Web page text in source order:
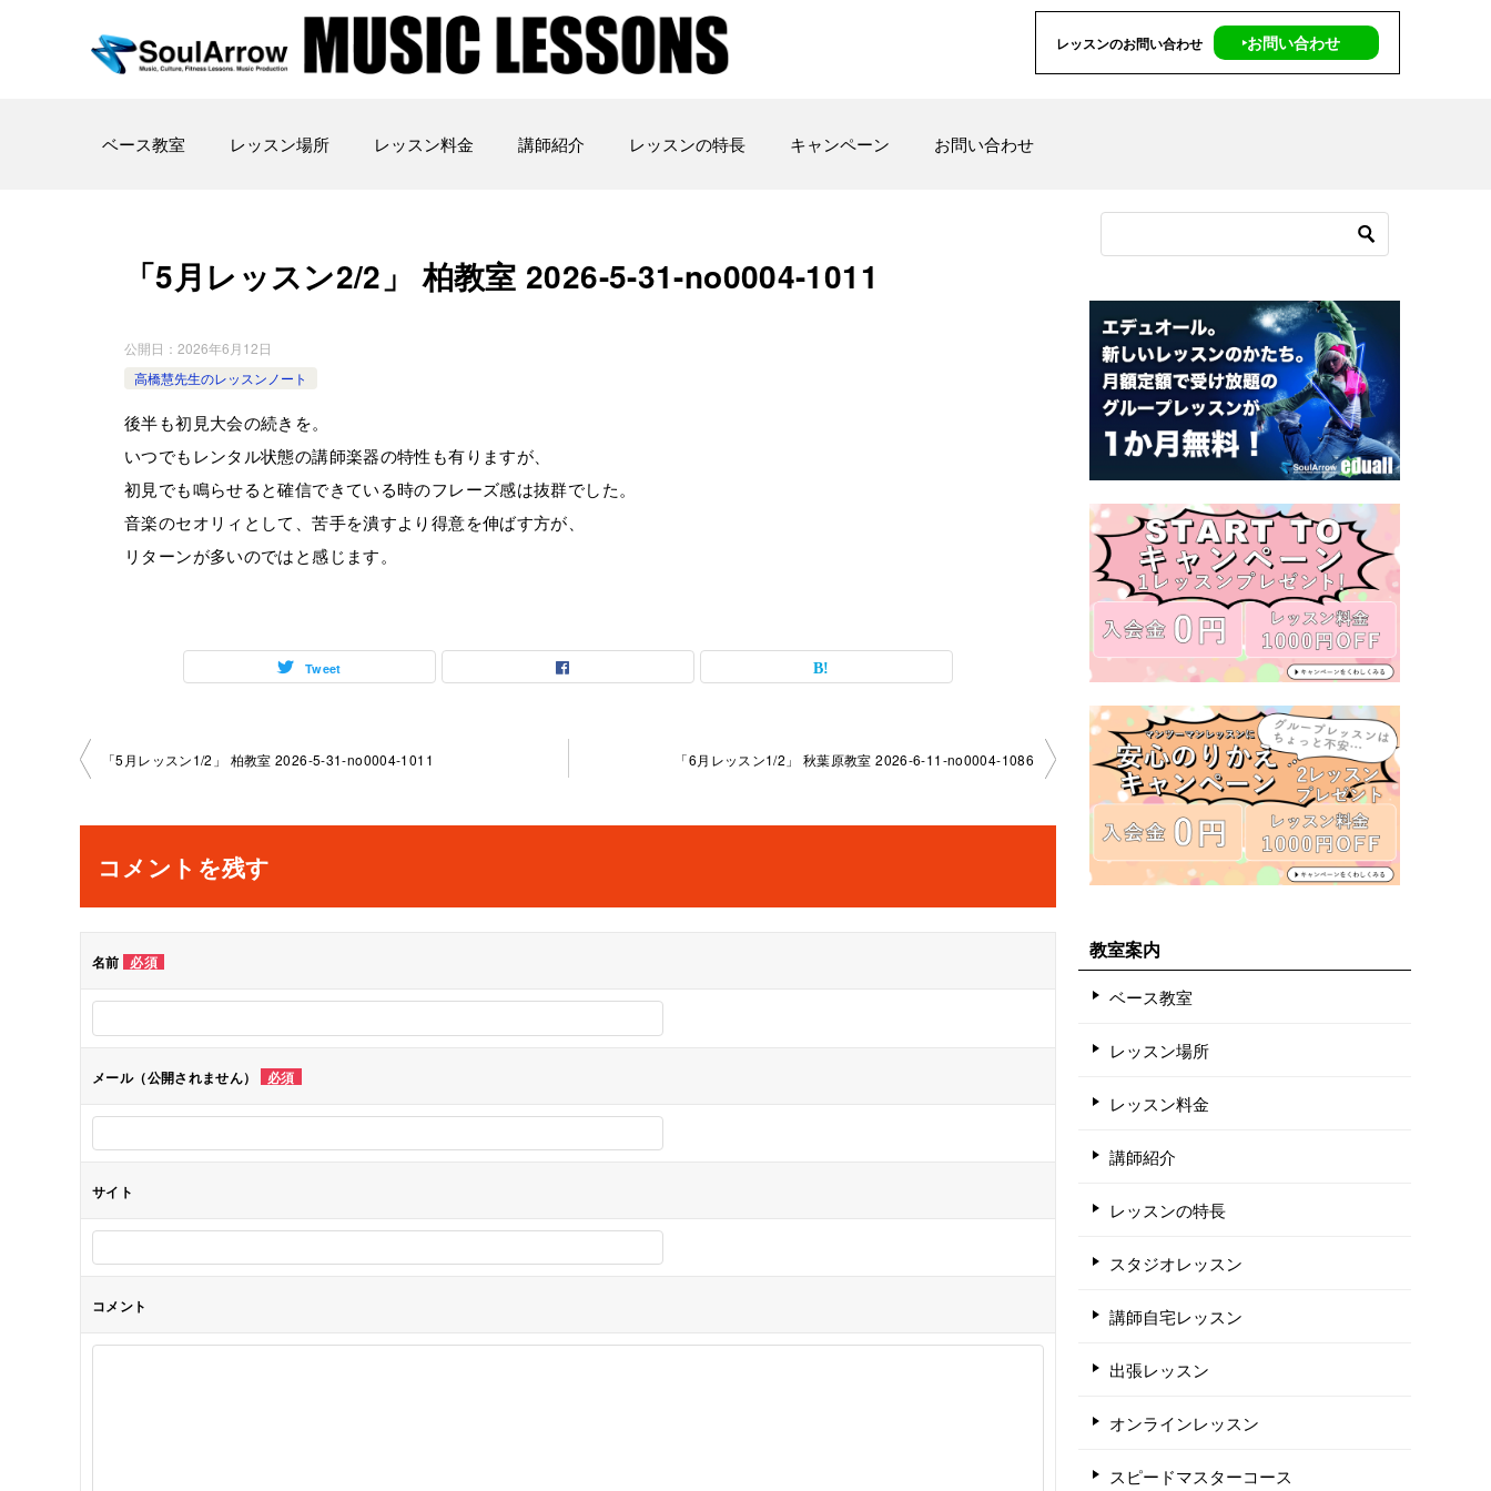
レッスンのお問い合わせ ‣お問い合わせ
ベース教室 レッスン場所 レッスン料金 講師紹介 レッスンの特長 キャンペーン お問い合わせ
「5月レッスン2/2」 柏教室 2026-5-31-no0004-1011
公開日： 2026年6月12日
高橋慧先生のレッスンノート
後半も初見大会の続きを。
いつでもレンタル状態の講師楽器の特性も有りますが、
初見でも鳴らせると確信できている時のフレーズ感は抜群でした。
音楽のセオリィとして、苦手を潰すより得意を伸ばす方が、
リターンが多いのではと感じます。
Tweet
投
ナ
ビ
ゲ
ー
シ
ョ
「5月レッスン1/2」 柏教室 2026-5-31-no0004-1011 「6月レッスン1/2」 秋葉原教室 2026-6-11-no0004-1086
コメントを残す
名前 必須
メール（公開されません） 必須
サイト
コメント
教室案内
ベース教室
レッスン場所
レッスン料金
講師紹介
レッスンの特長
スタジオレッスン
講師自宅レッスン
出張レッスン
オンラインレッスン
スピードマスターコース